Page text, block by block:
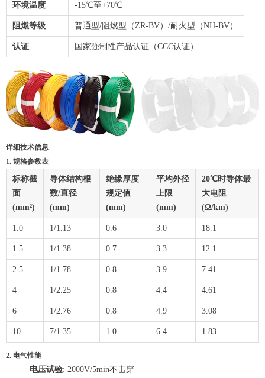
环境温度 -15℃至+70℃
阻燃等级 普通型/阻燃型（ZR-BV）/耐火型（NH-BV）
认证 国家强制性产品认证（CCC认证）
详细技术信息
1. 规格参数表
标称截
面
(mm²)
导体结构根
数/直径
(mm)
绝缘厚度
规定值
(mm)
平均外径
上限
(mm)
20℃时导体最
大电阻
(Ω/km)
1.0 1/1.13 0.6 3.0 18.1
1.5 1/1.38 0.7 3.3 12.1
2.5 1/1.78 0.8 3.9 7.41
4 1/2.25 0.8 4.4 4.61
6 1/2.76 0.8 4.9 3.08
10 7/1.35 1.0 6.4 1.83
2. 电气性能
电压试验: 2000V/5min不击穿